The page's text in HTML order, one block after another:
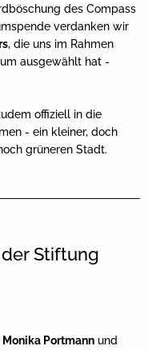
des Compass
verdanken wir
, die uns im Rahmen
ausgewählt hat -
offiziell in die
- ein kleiner, doch
grüneren Stadt.
Stiftung
Monika Portmann und